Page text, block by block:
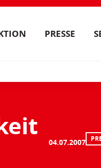
PRESSE
04.07.2007